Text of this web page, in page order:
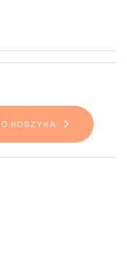
KOSZYKA